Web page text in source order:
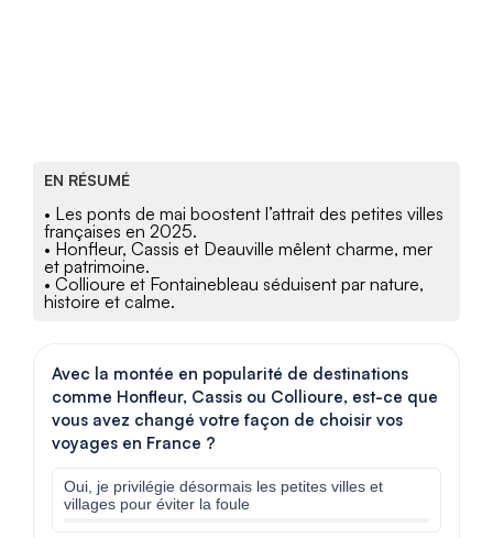
EN RÉSUMÉ
• Les ponts de mai boostent l’attrait des petites villes
françaises en 2025.
• Honfleur, Cassis et Deauville mêlent charme, mer
et patrimoine.
• Collioure et Fontainebleau séduisent par nature,
histoire et calme.
Avec la montée en popularité de destinations
comme Honfleur, Cassis ou Collioure, est-ce que
vous avez changé votre façon de choisir vos
voyages en France ?
Oui, je privilégie désormais les petites villes et
villages pour éviter la foule